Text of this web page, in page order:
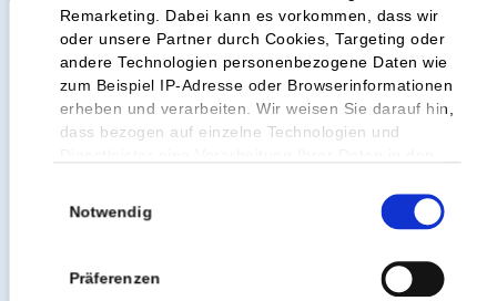
Remarketing. Dabei kann es vorkommen, dass wir
oder unsere Partner durch Cookies, Targeting oder
andere Technologien personenbezogene Daten wie
zum Beispiel IP-Adresse oder Browserinformationen
erheben und verarbeiten. Wir weisen Sie darauf hin,
dass bezogen auf einzelne Technologien und
Cookie-Informationen
Da wir Ihre Privatsphäre schätzen, bitten wir Sie
hiermit um Ihre Einwilligung, diese Technologien zu
Notwendig
Präferenzen
Unter dem Titel „Gut leben in
Osthessen“ finden Senioren,
Angehörige und Interessierte in
verschiedenen Kapitel (Allgemeines,
Aktiv im Alter, Beratung, Information
und Pflege zu Hause, Teilstationäre
und stationäre Pflege, Informationen
Vergünstigungen, Alles was recht ist
und Letzte Fragen) alle wichtigen